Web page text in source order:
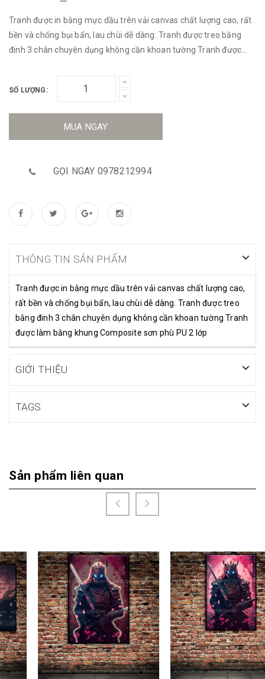
Tranh được in bằng mực dầu trên vải canvas chất lượng cao, rất
bền và chống bụi bẩn, lau chùi dễ dàng. Tranh được treo bằng
đinh 3 chân chuyên dụng không cần khoan tường Tranh được
SỐ LƯỢNG:
MUA NGAY
GỌI NGAY 0978212994
THÔNG TIN SẢN PHẨM
Tranh được in bằng mực dầu trên vải canvas chất lượng cao,
rất bền và chống bụi bẩn, lau chùi dễ dàng. Tranh được treo
bằng đinh 3 chân chuyên dụng không cần khoan tường Tranh
được làm bằng khung Composite sơn phù PU 2 lớp
GIỚI THIỆU
TAGS
Sản phẩm liên quan